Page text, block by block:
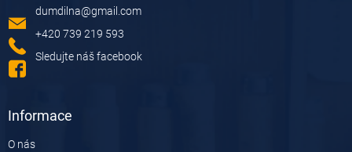
dumdilna@gmail.com
+420 739 219 593
Sledujte náš facebook
Informace
O nás